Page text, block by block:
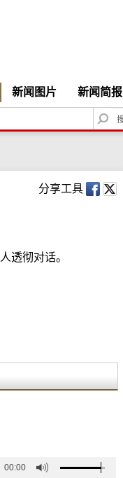
新闻图片 新闻简报
S
e
c
h
分享工具
透彻对话。
00:00